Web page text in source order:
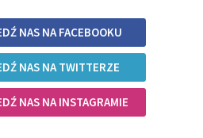
NAS NA FACEBOOKU
NAS NA TWITTERZE
NAS NA INSTAGRAMIE